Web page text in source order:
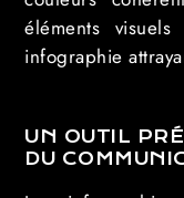
éléments
infographie
UN OUTIL
DU